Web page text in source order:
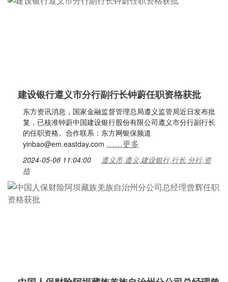
建设银行遵义市分行副行长钟蔚任职资格获批
东方资讯消息，国家金融监督管理总局遵义监管局近日发布批
复，已核准钟蔚中国建设银行股份有限公司遵义市分行副行长
的任职资格。合作联系：东方网银保频道
yinbao@em.eastday.com ……更多
2024-05-08 11:04:00
遵义市,遵义,建设银行,行长,分行,资
格